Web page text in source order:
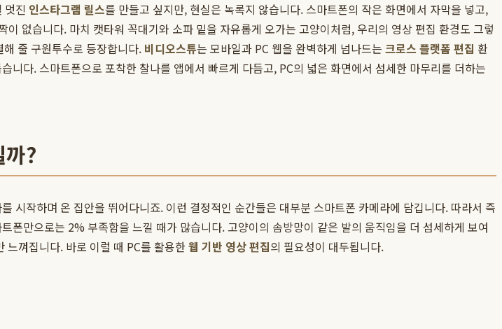
멋진 인스타그램 릴스를 만들고 싶지만, 현실은 녹록지 않습니다. 스마트폰의 작은 화면에서 자막을 넣고,
없습니다. 마치 캣타워 꼭대기와 소파 밑을 자유롭게 오가는 고양이처럼, 우리의 영상 편집 환경도 그렇
줄 구원투수로 등장합니다. 비디오스튜는 모바일과 PC 웹을 완벽하게 넘나드는 크로스 플랫폼 편집 환
다. 스마트폰으로 포착한 찰나를 앱에서 빠르게 다듬고, PC의 넓은 화면에서 섬세한 마무리를 더하는
?
시작하며 온 집안을 뛰어다니죠. 이런 결정적인 순간들은 대부분 스마트폰 카메라에 담깁니다. 따라서 즉
폰만으로는 2% 부족함을 느낄 때가 많습니다. 고양이의 솜방망이 같은 발의 움직임을 더 섬세하게 보여
느껴집니다. 바로 이럴 때 PC를 활용한웹 기반 영상 편집의 필요성이 대두됩니다.